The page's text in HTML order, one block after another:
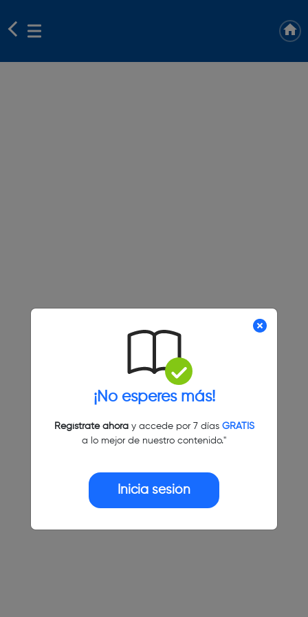
¡No esperes más!
Regístrate ahoray accede por 7 días GRATIS
a lo mejor de nuestro contenido."
Inicia sesión